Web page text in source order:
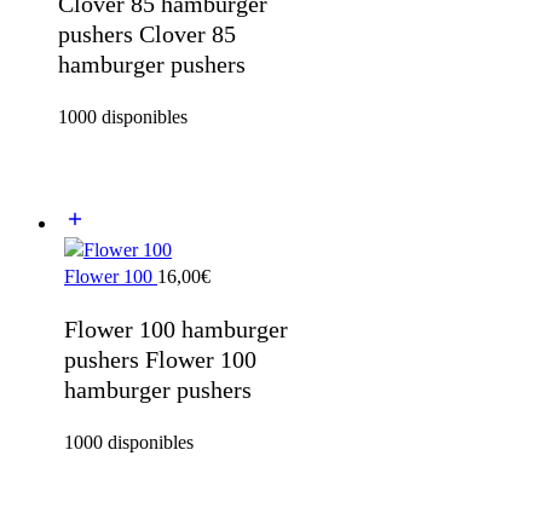
pushers Clover 85
hamburger pushers
1000 disponibles
Flower 100 16,00€
Flower 100 hamburger
pushers Flower 100
hamburger pushers
1000 disponibles